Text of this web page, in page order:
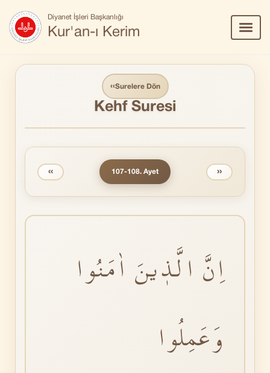
Diyanet İşleri Başkanlığı
Kur'an-ı Kerim
Aç/
‹‹Surelere Dön
Kehf Suresi
‹‹ 107-108. Ayet ››
اِنَّ الَّذٖينَ اٰمَنُوا
وَعَمِلُوا